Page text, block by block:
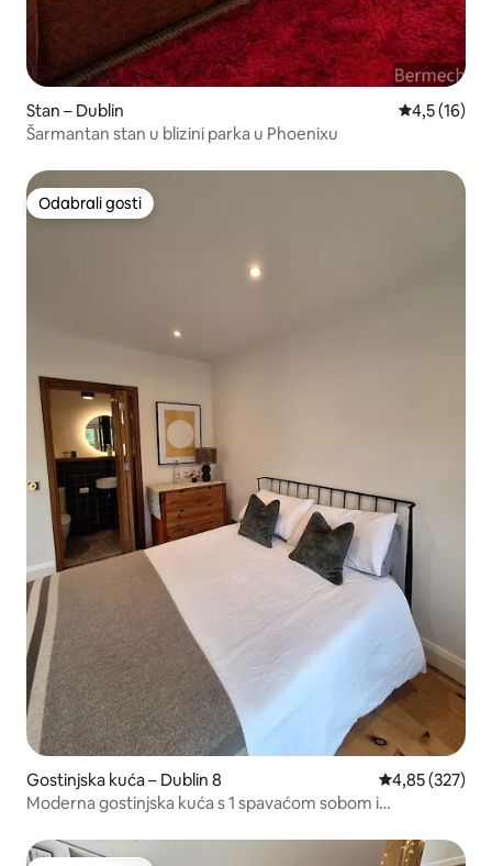
Stan – Dublin Prosječna
4,5 (16)
Šarmantan stan u blizini parka u Phoenixu
Odabrali gosti
Odabrali gosti
Gostinjska kuća – Dublin 8 Prosječna
4,85 (327)
Moderna gostinjska kuća s 1 spavaćom sobom i